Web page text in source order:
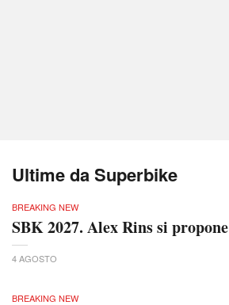
Ultime da Superbike
BREAKING NEW
SBK 2027. Alex Rins si
4 AGOSTO
BREAKING NEW